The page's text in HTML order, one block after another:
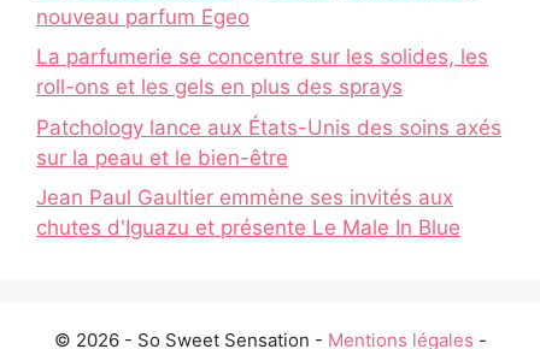
nouveau parfum Egeo
La parfumerie se concentre sur les solides, les
roll-ons et les gels en plus des sprays
Patchology lance aux États-Unis des soins axés
sur la peau et le bien-être
Jean Paul Gaultier emmène ses invités aux
chutes d'Iguazu et présente Le Male In Blue
© 2026 - So Sweet Sensation - Mentions légales -